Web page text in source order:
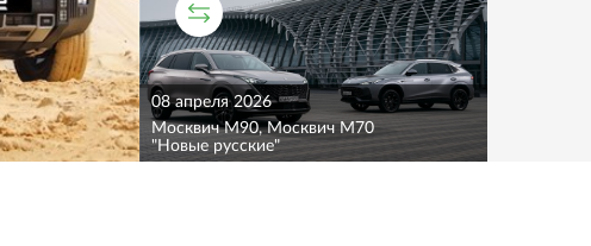
СРАВНИТЕЛЬНЫЙ ТЕСТ
08 апреля 2026
Москвич M90, Москвич M70
"Новые русские"